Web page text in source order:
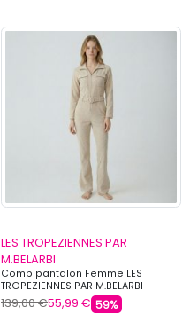
LES TROPEZIENNES PAR
M.BELARBI
Combipantalon Femme LES
TROPEZIENNES PAR M.BELARBI
139,00 €55,99 € 59%